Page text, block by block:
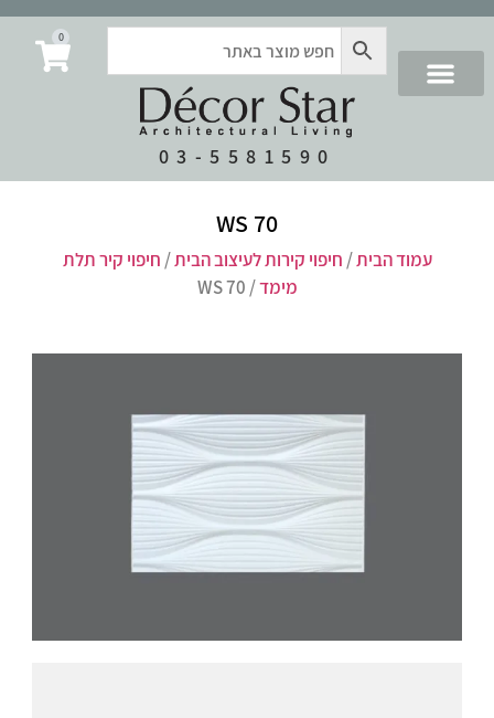
03-5581590
0
WS 70
עמוד הבית/ חיפוי קירות לעיצוב הבית/ חיפוי קיר תלת
מימד/ WS 70